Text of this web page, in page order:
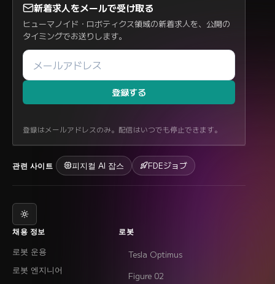
新着求人をメールで受け取る
ヒューマノイド・ロボティクス領域の新着求人を、公開の
タイミングでお送りします。
登録する
登録はメールアドレスのみ。配信はいつでも停止できます。
관련 사이트 피지컬 AI 잡스 FDEジョブ
채용 정보
로봇 운용
로봇 엔지니어
로봇
Tesla Optimus
Figure 02